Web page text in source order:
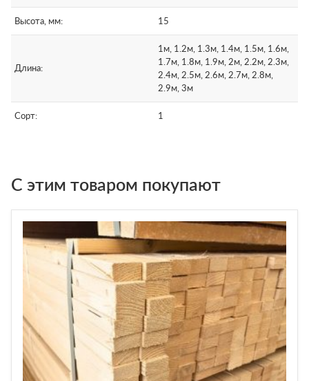
Высота, мм: 15
Длина:
1м, 1.2м, 1.3м, 1.4м, 1.5м, 1.6м,
1.7м, 1.8м, 1.9м, 2м, 2.2м, 2.3м,
2.4м, 2.5м, 2.6м, 2.7м, 2.8м,
2.9м, 3м
Сорт: 1
С этим товаром покупают